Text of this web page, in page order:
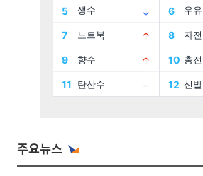
주요뉴스